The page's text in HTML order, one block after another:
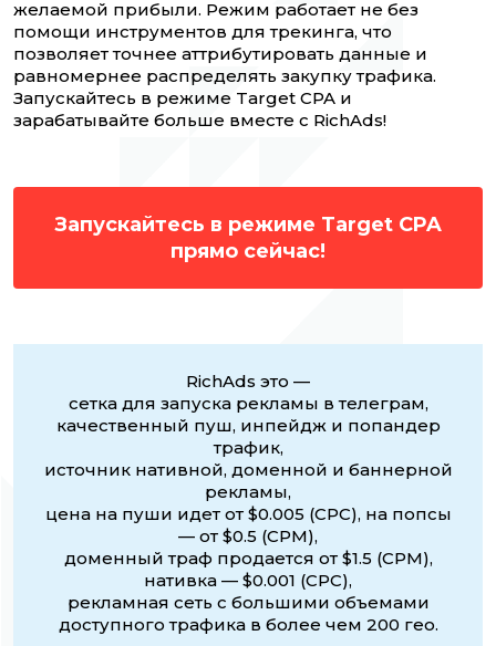
желаемой прибыли. Режим работает не без
помощи инструментов для трекинга, что
позволяет точнее аттрибутировать данные и
равномернее распределять закупку трафика.
Запускайтесь в режиме Target CPA и
зарабатывайте больше вместе с RichAds!
Запускайтесь в режиме Target CPA
прямо сейчас!
RichAds это —
сетка для запуска рекламы в телеграм,
качественный пуш, инпейдж и попандер
трафик,
источник нативной, доменной и баннерной
рекламы,
цена на пуши идет от $0.005 (CPC), на попсы
— от $0.5 (CPM),
доменный траф продается от $1.5 (CPM),
нативка — $0.001 (CPC),
рекламная сеть с большими объемами
доступного трафика в более чем 200 гео.